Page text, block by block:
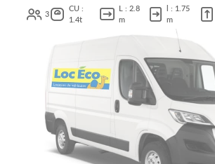
3
CU :
1.4t
L : 2.8
m
l : 1.75
m